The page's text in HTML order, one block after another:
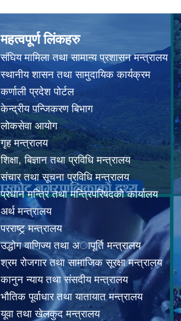
महत्वपूर्ण लिंकहरु
संघिय मामिला तथा सामान्य प्रशासन मन्त्रालय
स्थानीय शासन तथा सामुदायिक कार्यक्रम
कर्णाली प्रदेश पोर्टल
केन्द्रीय पन्जिकरण बिभाग
लोकसेवा आयोग
गृह मन्त्रालय
शिक्षा, बिज्ञान तथा प्रविधि मन्त्रालय
संचार तथा सूचना प्रविधि मन्त्रालय
प्रधान मन्त्रि तथा मन्त्रिपरिषदको कार्यालय
अर्थ मन्त्रालय
परराष्ट्र् मन्त्रालय
उद्धोग वाणिज्य तथा अापूर्ति मन्त्रालय
श्रम रोजगार तथा सामाजिक सूरक्षा मन्त्रालय
कानुन न्याय तथा संसदीय मन्त्रालय
भाैतिक पूर्वाधार तथा यातायात मन्त्रालय
यूवा तथा खेलकुद मन्त्रालय